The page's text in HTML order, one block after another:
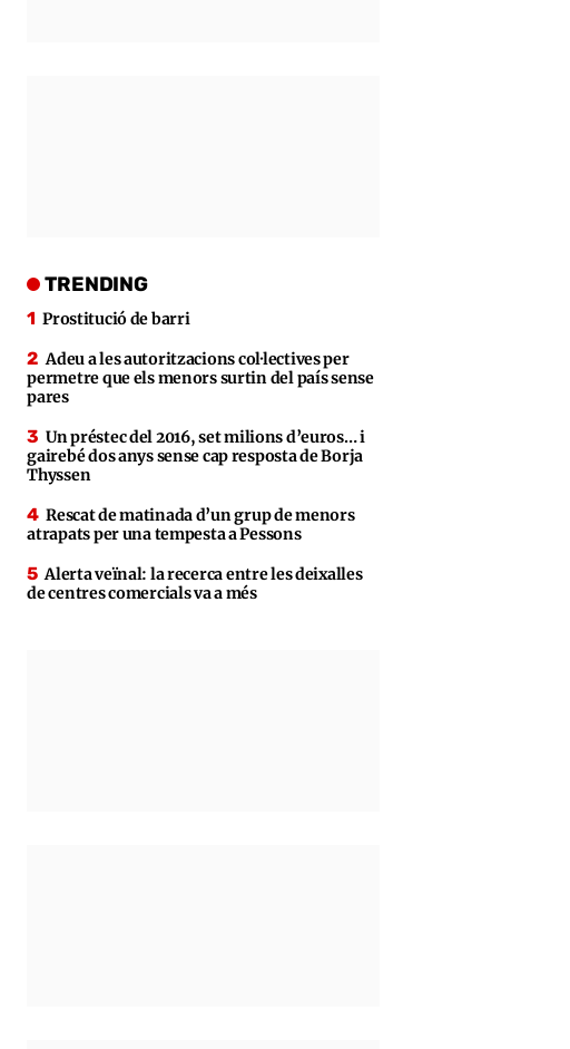
TRENDING
Prostitució de barri
Adeu a les autoritzacions col·lectives per
permetre que els menors surtin del país sense
pares
Un préstec del 2016, set milions d’euros… i
gairebé dos anys sense cap resposta de Borja
Thyssen
Rescat de matinada d’un grup de menors
atrapats per una tempesta a Pessons
Alerta veïnal: la recerca entre les deixalles
de centres comercials va a més